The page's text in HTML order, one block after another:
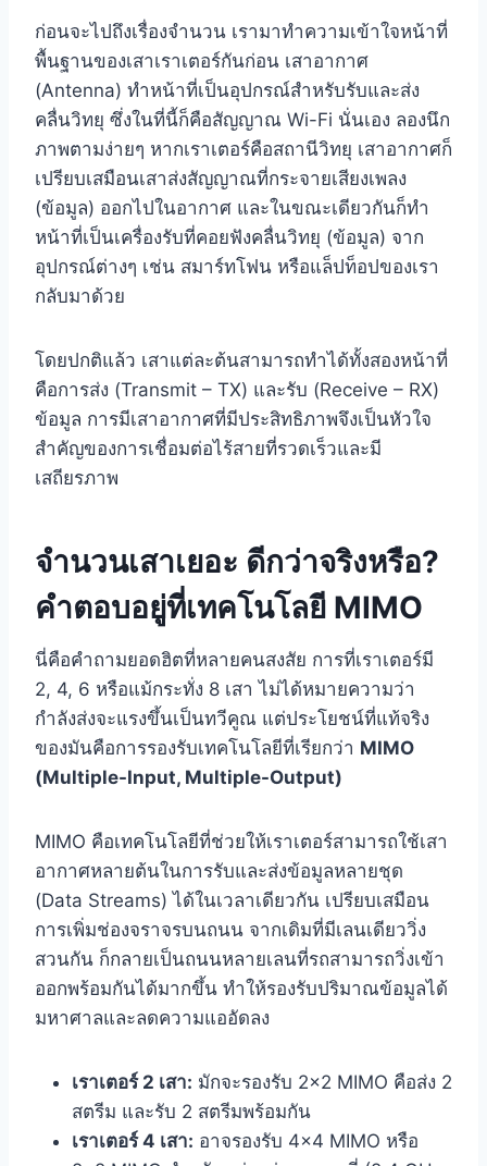
ก่อนจะไปถึงเรื่องจำนวน เรามาทำความเข้าใจหน้าที่
พื้นฐานของเสาเราเตอร์กันก่อน เสาอากาศ
(Antenna) ทำหน้าที่เป็นอุปกรณ์สำหรับรับและส่ง
คลื่นวิทยุ ซึ่งในที่นี้ก็คือสัญญาณ Wi-Fi นั่นเอง ลองนึก
ภาพตามง่ายๆ หากเราเตอร์คือสถานีวิทยุ เสาอากาศก็
เปรียบเสมือนเสาส่งสัญญาณที่กระจายเสียงเพลง
(ข้อมูล) ออกไปในอากาศ และในขณะเดียวกันก็ทำ
หน้าที่เป็นเครื่องรับที่คอยฟังคลื่นวิทยุ (ข้อมูล) จาก
อุปกรณ์ต่างๆ เช่น สมาร์ทโฟน หรือแล็ปท็อปของเรา
กลับมาด้วย
โดยปกติแล้ว เสาแต่ละต้นสามารถทำได้ทั้งสองหน้าที่
คือการส่ง (Transmit – TX) และรับ (Receive – RX)
ข้อมูล การมีเสาอากาศที่มีประสิทธิภาพจึงเป็นหัวใจ
สำคัญของการเชื่อมต่อไร้สายที่รวดเร็วและมี
เสถียรภาพ
จำนวนเสาเยอะ ดีกว่าจริงหรือ?
คำตอบอยู่ที่เทคโนโลยี MIMO
นี่คือคำถามยอดฮิตที่หลายคนสงสัย การที่เราเตอร์มี
2, 4, 6 หรือแม้กระทั่ง 8 เสา ไม่ได้หมายความว่า
กำลังส่งจะแรงขึ้นเป็นทวีคูณ แต่ประโยชน์ที่แท้จริง
ของมันคือการรองรับเทคโนโลยีที่เรียกว่า MIMO
(Multiple-Input, Multiple-Output)
MIMO คือเทคโนโลยีที่ช่วยให้เราเตอร์สามารถใช้เสา
อากาศหลายต้นในการรับและส่งข้อมูลหลายชุด
(Data Streams) ได้ในเวลาเดียวกัน เปรียบเสมือน
การเพิ่มช่องจราจรบนถนน จากเดิมที่มีเลนเดียววิ่ง
สวนกัน ก็กลายเป็นถนนหลายเลนที่รถสามารถวิ่งเข้า
ออกพร้อมกันได้มากขึ้น ทำให้รองรับปริมาณข้อมูลได้
มหาศาลและลดความแออัดลง
เราเตอร์ 2 เสา: มักจะรองรับ 2×2 MIMO คือส่ง 2
สตรีม และรับ 2 สตรีมพร้อมกัน
เราเตอร์ 4 เสา: อาจรองรับ 4×4 MIMO หรือ